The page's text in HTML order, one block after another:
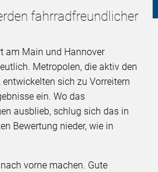
fahrradfreundlicher
am Main und Hannover
Metropolen, die aktiv den
entwickelten sich zu Vorreitern
ein. Wo das
ausblieb, schlug sich das in
Bewertung nieder, wie in
vorne machen. Gute